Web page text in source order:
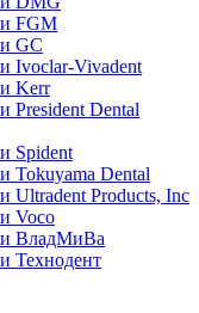
FGM
GC
Ivoclar-Vivadent
Kerr
President Dental
Spident
Tokuyama Dental
Ultradent Products, Inc
Voco
ВладМиВа
Технодент